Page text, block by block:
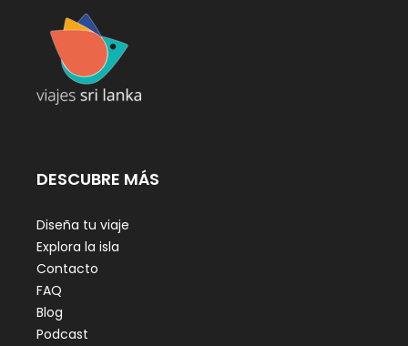
DESCUBRE MÁS
Diseña tu viaje
Explora la isla
Contacto
FAQ
Blog
Podcast